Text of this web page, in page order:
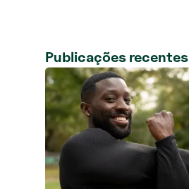
Publicações recentes